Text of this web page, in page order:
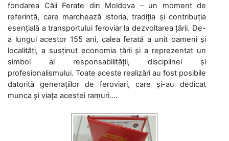
fondarea Căii Ferate din Moldova – un moment de
referință, care marchează istoria, tradiția și contribuția
esențială a transportului feroviar la dezvoltarea țării. De-
a lungul acestor 155 ani, calea ferată a unit oameni și
localități, a susținut economia țării și a reprezentat un
simbol al responsabilității, disciplinei și
profesionalismului. Toate aceste realizări au fost posibile
datorită generațiilor de feroviari, care și-au dedicat
munca și viața acestei ramuri....